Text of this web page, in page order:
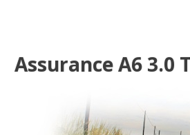
3.0 TDI 245 ch
Assurance A6 3.0